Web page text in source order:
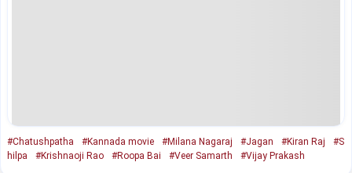
#Chatushpatha #Kannada movie #Milana Nagaraj #Jagan #Kiran Raj
#S
hilpa
#Krishnaoji Rao #Roopa Bai #Veer Samarth #Vijay Prakash